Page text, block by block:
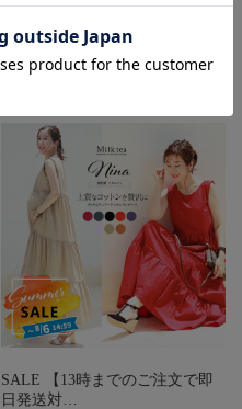
¥6,990(税込)
SALE 【13時までのご注文で即
日発送対…